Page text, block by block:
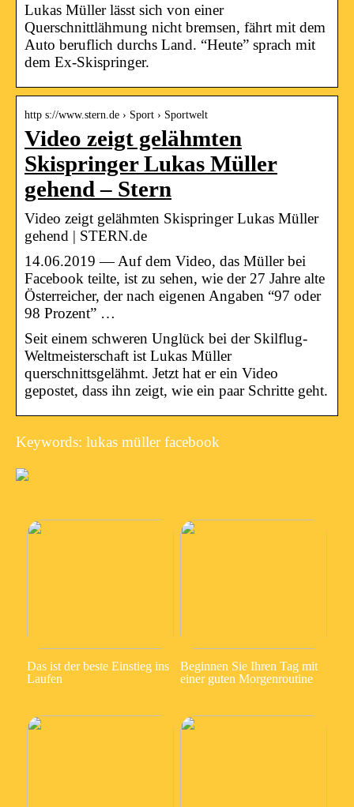
Lukas Müller lässt sich von einer
Querschnittlähmung nicht bremsen, fährt mit dem
Auto beruflich durchs Land. “Heute” sprach mit
dem Ex-Skispringer.
http s://www.stern.de › Sport › Sportwelt
Video zeigt gelähmten
Skispringer Lukas Müller
gehend – Stern
Video zeigt gelähmten Skispringer Lukas Müller
gehend | STERN.de
14.06.2019 — Auf dem Video, das Müller bei
Facebook teilte, ist zu sehen, wie der 27 Jahre alte
Österreicher, der nach eigenen Angaben “97 oder
98 Prozent” …
Seit einem schweren Unglück bei der Skilflug-
Weltmeisterschaft ist Lukas Müller
querschnittsgelähmt. Jetzt hat er ein Video
gepostet, dass ihn zeigt, wie ein paar Schritte geht.
Keywords: lukas müller facebook
Das ist der beste Einstieg ins
Laufen
Beginnen Sie Ihren Tag mit
einer guten Morgenroutine